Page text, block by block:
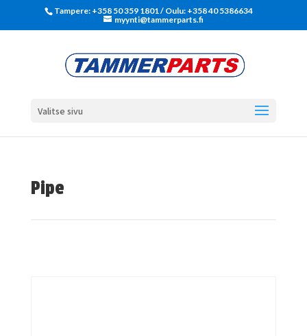
Tampere: +358 50 359 1801‬ / Oulu: +358 40 5386634
myynti@tammerparts.fi
Valitse sivu
Pipe